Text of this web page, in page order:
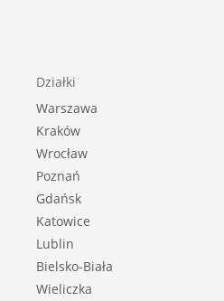
Działki
Warszawa
Kraków
Wrocław
Poznań
Gdańsk
Katowice
Lublin
Bielsko-Biała
Wieliczka